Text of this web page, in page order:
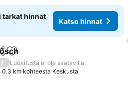
tarkat hinnat
Katso hinnat
Lisää suosikkeihin
/
Luokitusta ei ole saatavilla
0.3 km kohteesta Keskusta